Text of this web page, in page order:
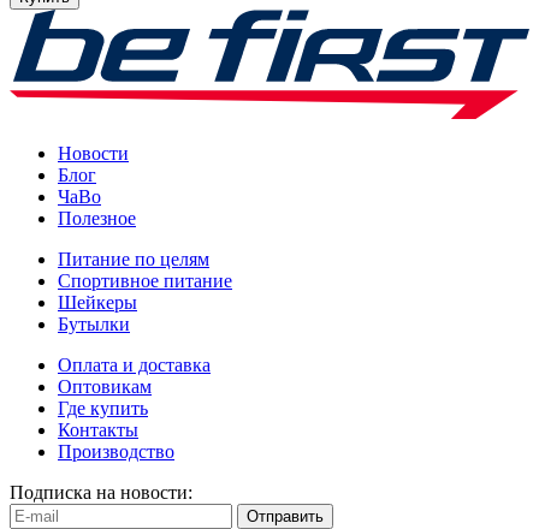
Новости
Блог
ЧаВо
Полезное
Питание по целям
Спортивное питание
Шейкеры
Бутылки
Оплата и доставка
Оптовикам
Где купить
Контакты
Производство
Подписка на новости:
Отправить